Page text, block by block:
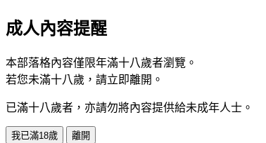
成人內容提醒
本部落格內容僅限年滿十八歲者瀏覽。
若您未滿十八歲，請立即離開。
已滿十八歲者，亦請勿將內容提供給未成年人士。
我已滿18歲 離開